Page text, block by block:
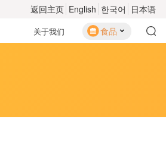
返回主页 English 한국어 日本语
关于我们 食品